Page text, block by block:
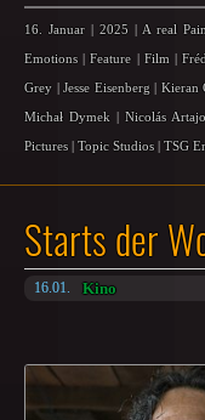
Starts der
Kino
16.01.
16. Januar |2025 A real Pain
Emotions |Feature Film |
Grey |Jesse Eisenberg Kieran
Michał Dymek
Nicolás Artajo
Pictures
Topic Studios TSG